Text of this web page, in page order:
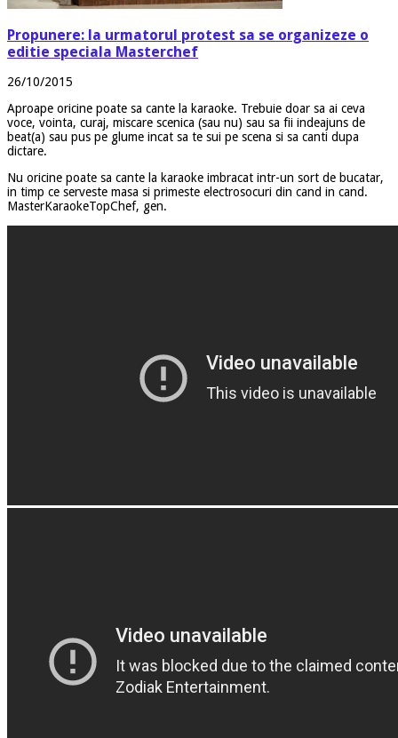
Propunere: la urmatorul protest sa se organizeze o
editie speciala Masterchef
26/10/2015
Aproape oricine poate sa cante la karaoke. Trebuie doar sa ai ceva
voce, vointa, curaj, miscare scenica (sau nu) sau sa fii indeajuns de
beat(a) sau pus pe glume incat sa te sui pe scena si sa canti dupa
dictare.
Nu oricine poate sa cante la karaoke imbracat intr-un sort de bucatar,
in timp ce serveste masa si primeste electrosocuri din cand in cand.
MasterKaraokeTopChef, gen.